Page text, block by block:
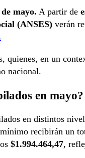
mayo. A partir de
(ANSES) verán
quienes, en un
nacional.
en mayo?
en distintos
recibirán un
$1.994.464,47,